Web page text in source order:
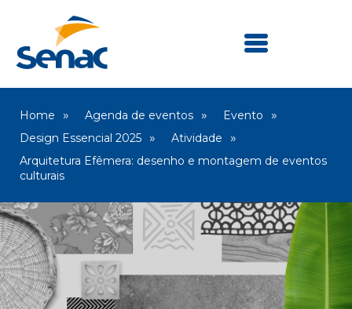
Home Agenda de eventos
Evento
Design Essencial 2025
Atividade
Arquitetura Efêmera: desenho e montagem de eventos
culturais